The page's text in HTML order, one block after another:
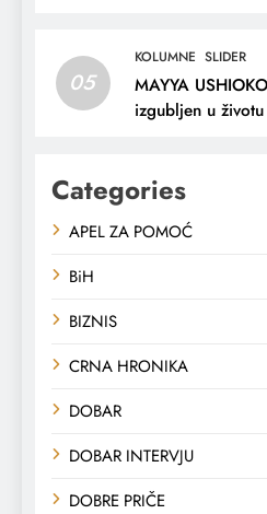
05
KOLUMNE SLIDER
MAYYA
izgubljen u životu
Categories
APEL ZA POMOĆ
BiH
BIZNIS
CRNA HRONIKA
DOBAR
DOBAR INTERVJU
DOBRE PRIČE